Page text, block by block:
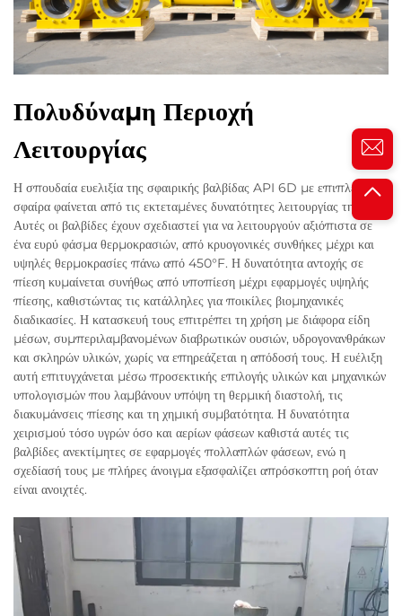
Πολυδύναμη Περιοχή
Λειτουργίας
Η σπουδαία ευελιξία της σφαιρικής βαλβίδας API 6D με επιπλέουσα
σφαίρα φαίνεται από τις εκτεταμένες δυνατότητες λειτουργίας της.
Αυτές οι βαλβίδες έχουν σχεδιαστεί για να λειτουργούν αξιόπιστα σε
ένα ευρύ φάσμα θερμοκρασιών, από κρυογονικές συνθήκες μέχρι και
υψηλές θερμοκρασίες πάνω από 450°F. Η δυνατότητα αντοχής σε
πίεση κυμαίνεται συνήθως από υποπίεση μέχρι εφαρμογές υψηλής
πίεσης, καθιστώντας τις κατάλληλες για ποικίλες βιομηχανικές
διαδικασίες. Η κατασκευή τους επιτρέπει τη χρήση με διάφορα είδη
μέσων, συμπεριλαμβανομένων διαβρωτικών ουσιών, υδρογονανθράκων
και σκληρών υλικών, χωρίς να επηρεάζεται η απόδοσή τους. Η ευέλιξη
αυτή επιτυγχάνεται μέσω προσεκτικής επιλογής υλικών και μηχανικών
υπολογισμών που λαμβάνουν υπόψη τη θερμική διαστολή, τις
διακυμάνσεις πίεσης και τη χημική συμβατότητα. Η δυνατότητα
χειρισμού τόσο υγρών όσο και αερίων φάσεων καθιστά αυτές τις
βαλβίδες ανεκτίμητες σε εφαρμογές πολλαπλών φάσεων, ενώ η
σχεδίασή τους με πλήρες άνοιγμα εξασφαλίζει απρόσκοπτη ροή όταν
είναι ανοιχτές.